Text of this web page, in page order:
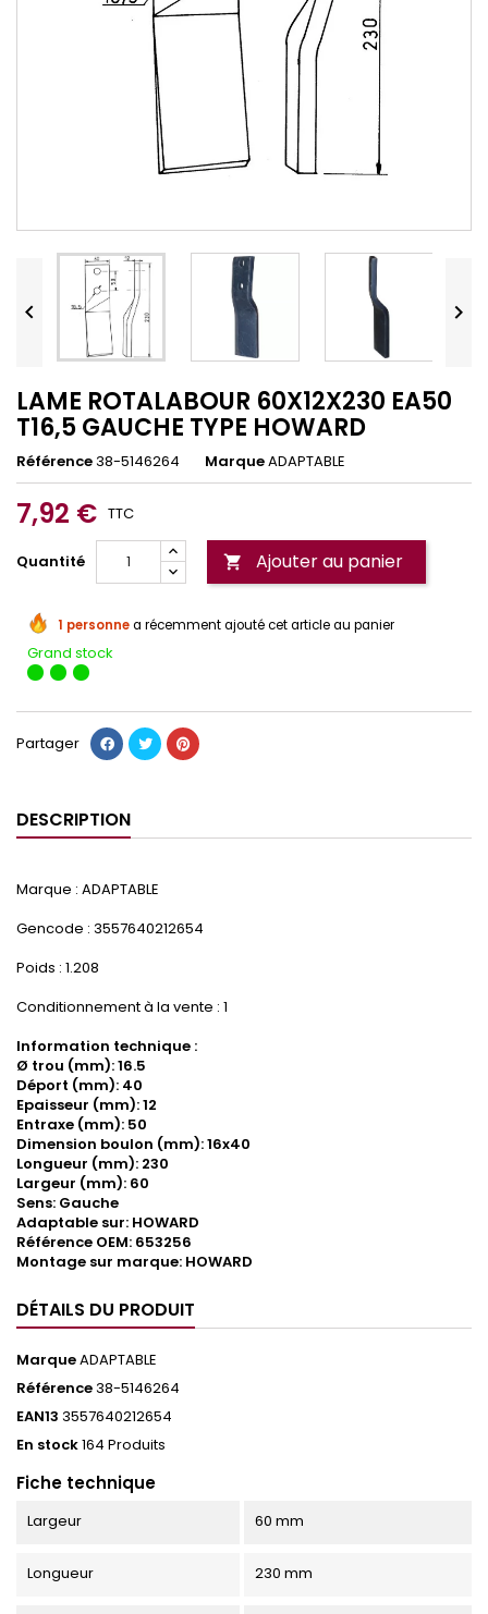
 
LAME ROTALABOUR 60X12X230 EA50
T16,5 GAUCHE TYPE HOWARD
Référence38-5146264 MarqueADAPTABLE
7,92 € TTC
Quantité  Ajouter au panier
1 personnea récemment ajouté cet article au panier
Grand stock
Partager
DESCRIPTION
Marque : ADAPTABLE
Gencode : 3557640212654
Poids : 1.208
Conditionnement à la vente : 1
Information technique :
Ø trou (mm): 16.5
Déport (mm): 40
Epaisseur (mm): 12
Entraxe (mm): 50
Dimension boulon (mm): 16x40
Longueur (mm): 230
Largeur (mm): 60
Sens: Gauche
Adaptable sur: HOWARD
Référence OEM: 653256
Montage sur marque: HOWARD
DÉTAILS DU PRODUIT
MarqueADAPTABLE
Référence38-5146264
EAN13 3557640212654
En stock164 Produits
Fiche technique
Largeur 60 mm
Longueur 230 mm